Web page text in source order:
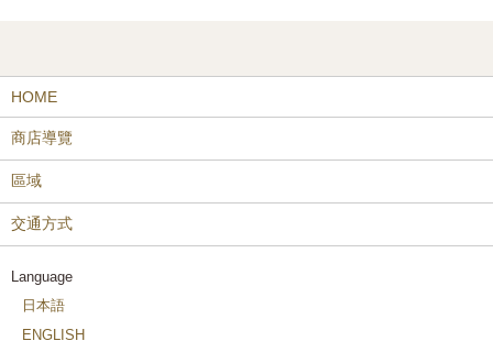
HOME
商店導覽
區域
交通方式
Language
日本語
ENGLISH